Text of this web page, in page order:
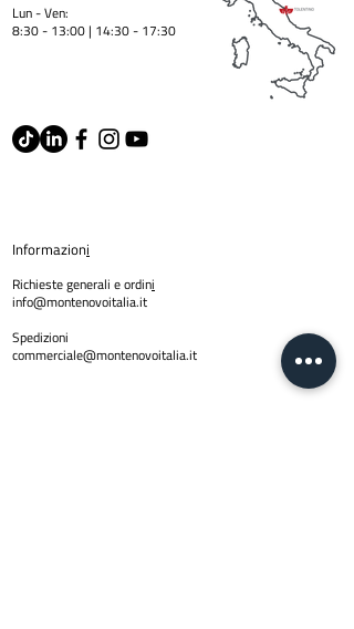
Lun - Ven:
8:30 - 13:00 | 14:30 - 17:30
Informazioni
Richieste generali e ordini
info@montenovoitalia.it
Spedizioni
commerciale@montenovoitalia.it